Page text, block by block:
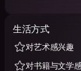
生活方式
对艺术感兴趣
对书籍与文学